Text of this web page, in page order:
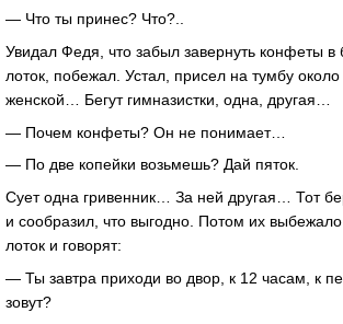
— Что ты принес? Что?..
Увидал Федя, что забыл завернуть конфеты в
лоток, побежал. Устал, присел на тумбу около
женской… Бегут гимназистки, одна, другая…
— Почем конфеты? Он не понимает…
— По две копейки возьмешь? Дай пяток.
Сует одна гривенник… За ней другая… Тот
и сообразил, что выгодно. Потом их
лоток и говорят:
— Ты завтра приходи во двор, к 12 часам, к
зовут?